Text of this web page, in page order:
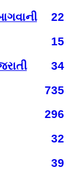
22
15
34
735
296
32
39